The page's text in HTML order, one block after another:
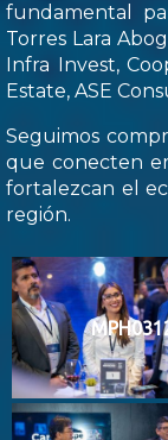
fundamental
Torres Lara
Infra Invest,
Estate, ASE
Seguimos
que conecten
fortalezcan el
región.